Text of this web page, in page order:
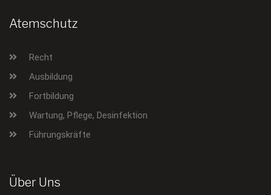
Atemschutz
Recht
Ausbildung
Fortbildung
Wartung, Pflege, Desinfektion
Führungskräfte
Über Uns